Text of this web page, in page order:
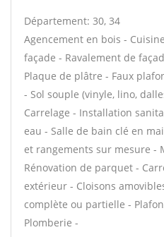
Département: 30, 34
Agencement en bois -
façade - Ravalement de
Plaque de plâtre - Faux
- Sol souple (vinyle, lino,
Carrelage - Installation
eau - Salle de bain clé en
et rangements sur mesure -
Rénovation de parquet -
extérieur - Cloisons
complète ou partielle -
Plomberie -